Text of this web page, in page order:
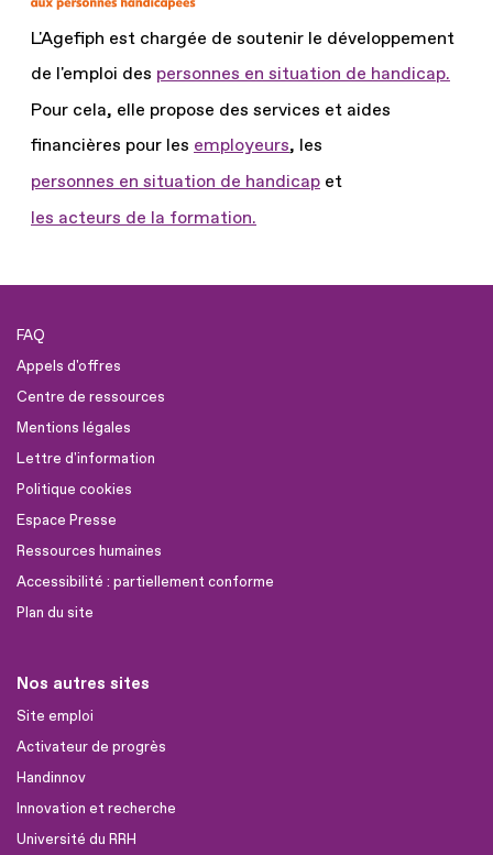
L'Agefiph est chargée de soutenir le développement
de l'emploi des personnes en situation de handicap.
Pour cela, elle propose des services et aides
financières pour les employeurs, les
personnes en situation de handicap et
les acteurs de la formation.
FAQ
Appels d'offres
Centre de ressources
Mentions légales
Lettre d'information
Politique cookies
Espace Presse
Ressources humaines
Accessibilité : partiellement conforme
Plan du site
Nos autres sites
Site emploi
Activateur de progrès
Handinnov
Innovation et recherche
Université du RRH